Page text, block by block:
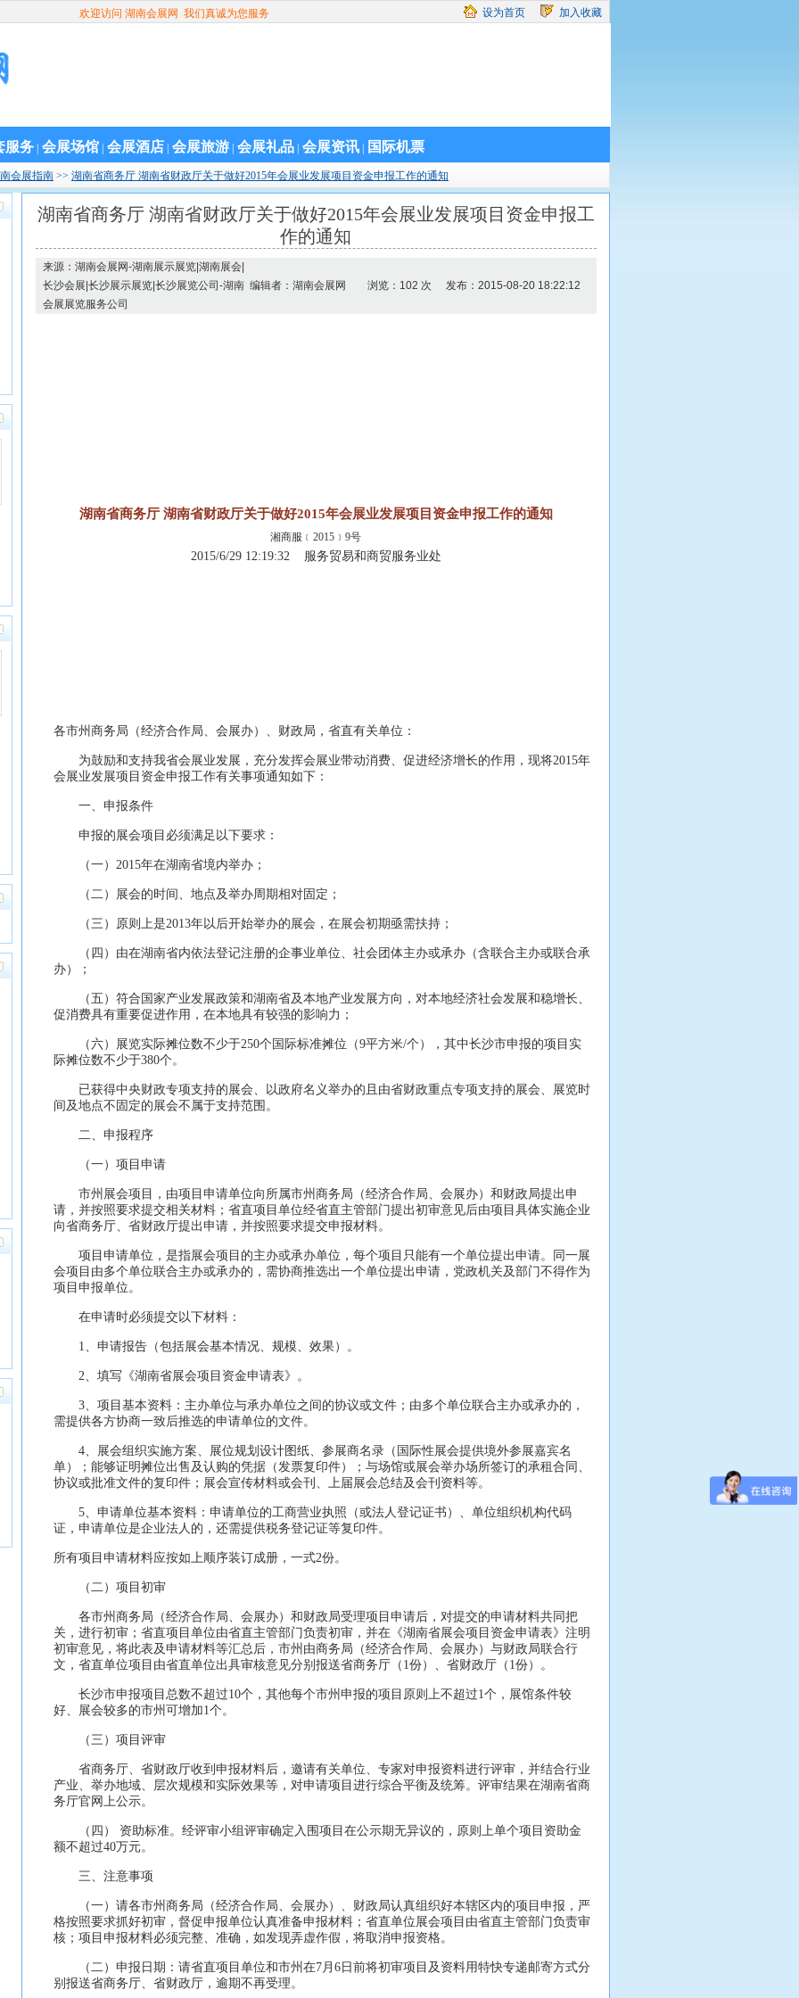
欢迎访问 湖南会展网 我们真诚为您服务 设为首页 加入收藏
服务 会展场馆 会展酒店 会展旅游 会展礼品 会展资讯 国际机票
会展指南 >> 湖南省商务厅 湖南省财政厅关于做好2015年会展业发展项目资金申报工作的通知
湖南省商务厅 湖南省财政厅关于做好2015年会展业发展项目资金申报工
作的通知
来源：湖南会展网-湖南展示展览|湖南展会|
长沙会展|长沙展示展览|长沙展览公司-湖南
会展展览服务公司
编辑者：湖南会展网 浏览：102 次 发布：2015-08-20 18:22:12
湖南省商务厅 湖南省财政厅关于做好2015年会展业发展项目资金申报工作的通知
湘商服﹝2015﹞9号
2015/6/29 12:19:32 服务贸易和商贸服务业处
各市州商务局（经济合作局、会展办）、财政局，省直有关单位：
为鼓励和支持我省会展业发展，充分发挥会展业带动消费、促进经济增长的作用，现将2015年
会展业发展项目资金申报工作有关事项通知如下：
一、申报条件
申报的展会项目必须满足以下要求：
（一）2015年在湖南省境内举办；
（二）展会的时间、地点及举办周期相对固定；
（三）原则上是2013年以后开始举办的展会，在展会初期亟需扶持；
（四）由在湖南省内依法登记注册的企事业单位、社会团体主办或承办（含联合主办或联合承
办）；
（五）符合国家产业发展政策和湖南省及本地产业发展方向，对本地经济社会发展和稳增长、
促消费具有重要促进作用，在本地具有较强的影响力；
（六）展览实际摊位数不少于250个国际标准摊位（9平方米/个），其中长沙市申报的项目实
际摊位数不少于380个。
已获得中央财政专项支持的展会、以政府名义举办的且由省财政重点专项支持的展会、展览时
间及地点不固定的展会不属于支持范围。
二、申报程序
（一）项目申请
市州展会项目，由项目申请单位向所属市州商务局（经济合作局、会展办）和财政局提出申
请，并按照要求提交相关材料；省直项目单位经省直主管部门提出初审意见后由项目具体实施企业
向省商务厅、省财政厅提出申请，并按照要求提交申报材料。
项目申请单位，是指展会项目的主办或承办单位，每个项目只能有一个单位提出申请。同一展
会项目由多个单位联合主办或承办的，需协商推选出一个单位提出申请，党政机关及部门不得作为
项目申报单位。
在申请时必须提交以下材料：
1、申请报告（包括展会基本情况、规模、效果）。
2、填写《湖南省展会项目资金申请表》。
3、项目基本资料：主办单位与承办单位之间的协议或文件；由多个单位联合主办或承办的，
需提供各方协商一致后推选的申请单位的文件。
4、展会组织实施方案、展位规划设计图纸、参展商名录（国际性展会提供境外参展嘉宾名
单）；能够证明摊位出售及认购的凭据（发票复印件）；与场馆或展会举办场所签订的承租合同、
协议或批准文件的复印件；展会宣传材料或会刊、上届展会总结及会刊资料等。
5、申请单位基本资料：申请单位的工商营业执照（或法人登记证书）、单位组织机构代码
证，申请单位是企业法人的，还需提供税务登记证等复印件。
所有项目申请材料应按如上顺序装订成册，一式2份。
（二）项目初审
各市州商务局（经济合作局、会展办）和财政局受理项目申请后，对提交的申请材料共同把
关，进行初审；省直项目单位由省直主管部门负责初审，并在《湖南省展会项目资金申请表》注明
初审意见，将此表及申请材料等汇总后，市州由商务局（经济合作局、会展办）与财政局联合行
文，省直单位项目由省直单位出具审核意见分别报送省商务厅（1份）、省财政厅（1份）。
长沙市申报项目总数不超过10个，其他每个市州申报的项目原则上不超过1个，展馆条件较
好、展会较多的市州可增加1个。
（三）项目评审
省商务厅、省财政厅收到申报材料后，邀请有关单位、专家对申报资料进行评审，并结合行业
产业、举办地域、层次规模和实际效果等，对申请项目进行综合平衡及统筹。评审结果在湖南省商
务厅官网上公示。
（四） 资助标准。经评审小组评审确定入围项目在公示期无异议的，原则上单个项目资助金
额不超过40万元。
三、注意事项
（一）请各市州商务局（经济合作局、会展办）、财政局认真组织好本辖区内的项目申报，严
格按照要求抓好初审，督促申报单位认真准备申报材料；省直单位展会项目由省直主管部门负责审
核；项目申报材料必须完整、准确，如发现弄虚作假，将取消申报资格。
（二）申报日期：请省直项目单位和市州在7月6日前将初审项目及资料用特快专递邮寄方式分
别报送省商务厅、省财政厅，逾期不再受理。